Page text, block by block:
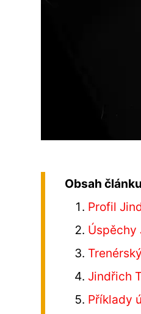
Obsah
Profil
Úspěchy
Jindřich
Příklady